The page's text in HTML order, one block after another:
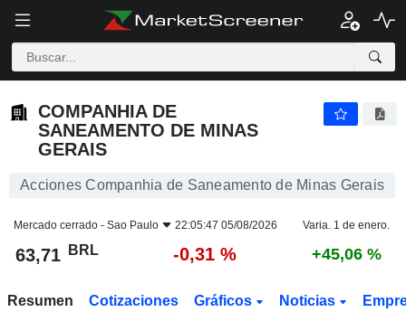
COMPANHIA DE
SANEAMENTO DE MINAS
GERAIS
Acciones Companhia de Saneamento de Minas Gerais
Mercado cerrado - Sao Paulo 22:05:47 05/08/2026 Varia. 1 de enero.
63,71 BRL -0,31 % +45,06 %
Resumen Cotizaciones Gráficos Noticias